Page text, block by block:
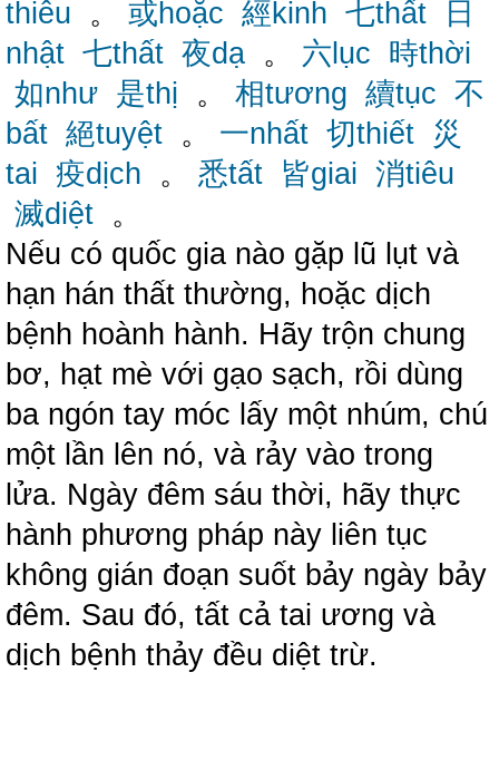
thiêu 。 或hoặc 經kinh 七thất
日
nhật 七thất 夜dạ 。 六lục
時thời
如như 是thị 。 相tương 續tục 不
bất 絕tuyệt 。 一nhất 切thiết 災
tai 疫dịch 。 悉tất 皆giai 消tiêu
滅diệt 。
Nếu có quốc gia nào gặp lũ lụt và
hạn hán thất thường, hoặc dịch
bệnh hoành hành. Hãy trộn chung
bơ, hạt mè với gạo sạch, rồi dùng
ba ngón tay móc lấy một nhúm, chú
một lần lên nó, và rảy vào trong
lửa. Ngày đêm sáu thời, hãy thực
hành phương pháp này liên tục
không gián đoạn suốt bảy ngày bảy
đêm. Sau đó, tất cả tai ương và
dịch bệnh thảy đều diệt trừ.